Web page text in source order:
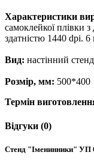
Характеристики
самоклейкої плівки
здатністю 1440 dpi.
Вид: настінний стенд
Розмір, мм: 500*400
Термін
Відгуки (0)
Стенд "Іменинники" УП